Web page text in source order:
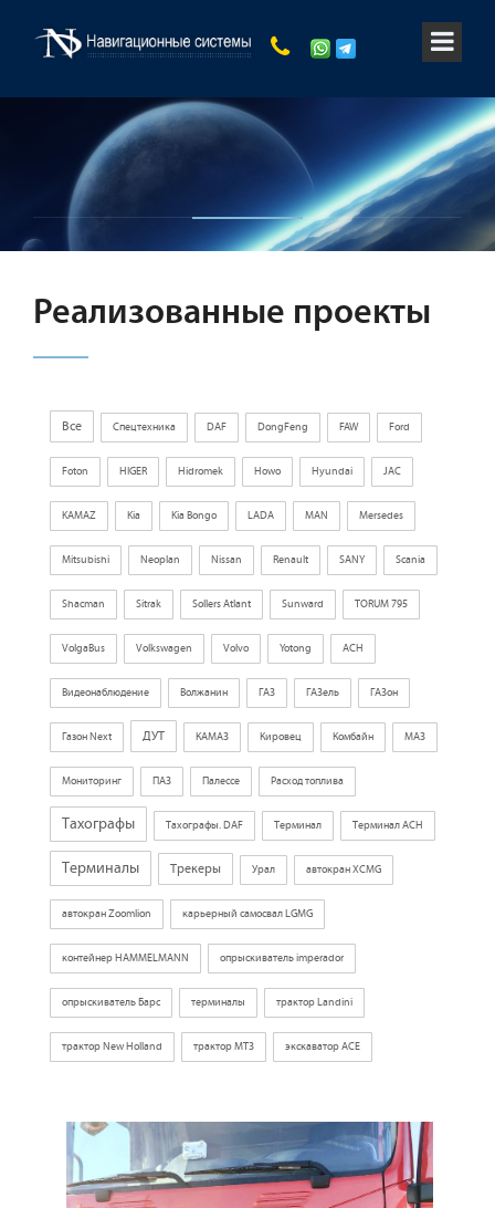
Реализованные проекты
Все Cпецтехника DAF DongFeng FAW Ford
Foton HIGER Hidromek Howo Hyundai JAC
KAMAZ Kia Kia Bongo LADA MAN Mersedes
Mitsubishi Neoplan Nissan Renault SANY Scania
Shacman Sitrak Sollers Atlant Sunward TORUM 795
VolgaBus Volkswagen Volvo Yotong АСН
Видеонаблюдение Волжанин ГАЗ ГАЗель ГАЗон
Газон Next ДУТ КАМАЗ Кировец Комбайн МАЗ
Мониторинг ПАЗ Палессе Расход топлива
Тахографы Тахографы. DAF Терминал Терминал АСН
Терминалы Трекеры Урал автокран XCMG
автокран Zoomlion карьерный самосвал LGMG
контейнер HAMMELMANN опрыскиватель imperador
опрыскиватель Барс терминалы трактор Landini
трактор New Holland трактор МТЗ экскаватор ACE